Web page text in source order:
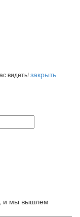
видеть!закрыть
и мы вышлем